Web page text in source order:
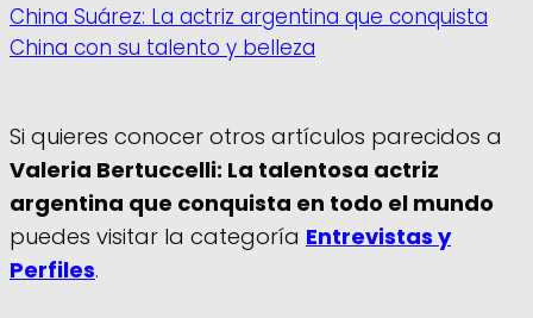
China Suárez: La actriz argentina que conquista
China con su talento y belleza
Si quieres conocer otros artículos parecidos a
Valeria Bertuccelli: La talentosa actriz
argentina que conquista en todo el mundo
puedes visitar la categoría Entrevistas y
Perfiles.